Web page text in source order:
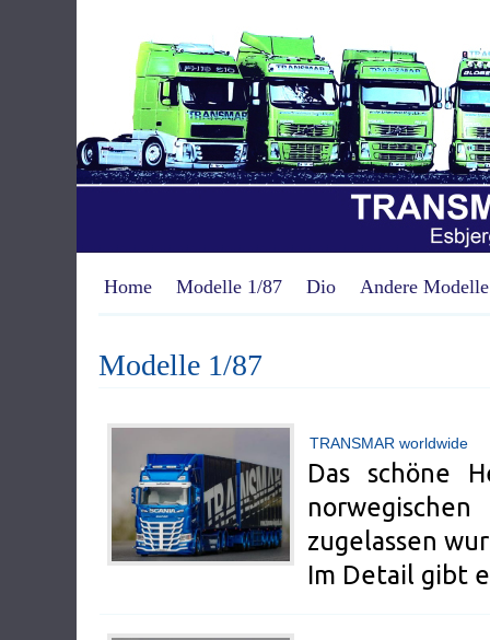
Home Modelle 1/87 Dio Andere Modelle
Modelle 1/87
TRANSMAR worldwide
Das schöne
zugelassen
Im Detail gibt